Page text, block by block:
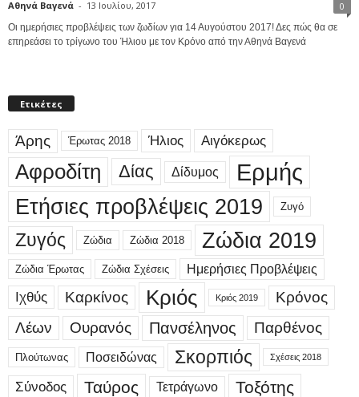
Αθηνά Βαγενά - 13 Ιουλίου, 2017 0
Οι ημερήσιες προβλέψεις των ζωδίων για 14 Αυγούστου 2017! Δες πώς θα σε
επηρεάσει το τρίγωνο του Ήλιου με τον Κρόνο από την Αθηνά Βαγενά
Ετικέτες
Άρης Έρωτας 2018 Ήλιος Αιγόκερως
Αφροδίτη Δίας Δίδυμος Ερμής
Ετήσιες προβλέψεις 2019 Ζυγό
Ζυγός Ζώδια Ζώδια 2018 Ζώδια 2019
Ζώδια Έρωτας Ζώδια Σχέσεις Ημερήσιες Προβλέψεις
Ιχθύς Καρκίνος Κριός Κριός 2019
Κρόνος
Λέων
Ουρανός Πανσέληνος Παρθένος
Πλούτωνας Ποσειδώνας Σκορπιός Σχέσεις 2018
Σύνοδος Ταύρος Τετράγωνο Τοξότης